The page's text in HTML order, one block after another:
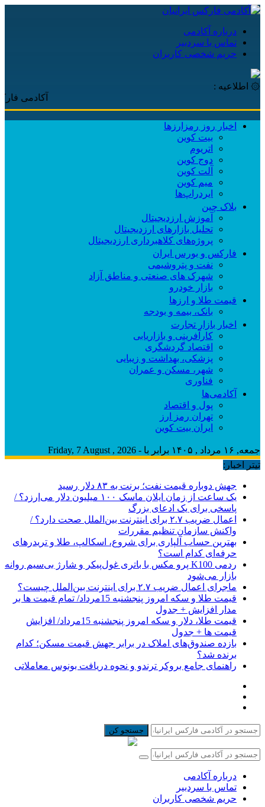
درباره آکادمی
تماس با سردبیر
حریم شخصی کاربران
۞ اطلاعیه :
آکادمی فارکس
اخبار روز رمزارزها
بیت کوین
اتریوم
دوج کوین
آلت کوین
میم کوین‌
ایردراپ‌ها
بلاک چین
آموزش ارزدیجیتال
تحلیل بازارهای ارزدیجیتال
پروژه‌های کلاهبرداری ارزدیجیتال
فارکس و بورس ایران
نفت و پتروشیمی
شهرک های صنعتی و مناطق آزاد
بازار خودرو
قیمت طلا و ارزها
بانک، بیمه و بودجه
اخبار بازار تجارت
کارآفرینی و بازاریابی
اقتصاد گردشگری
پزشکی، بهداشت و زیبایی
شهر، مسکن و عمران
فناوری
آکادمی‌ها
پول و اقتصاد
تهران رمز ارز
ایران بیت کوین
جمعه, ۱۶ مرداد , ۱۴۰۵ برابر با - Friday, 7 August , 2026
تیتر اخبار:
جهش دوباره قیمت نفت؛ برنت به ۸۳ دلار رسید
یک ساعت از زمان ایلان ماسک ۱۰۰ میلیون دلار می‌ارزد؟ /
پاسخی برای یک ادعای بزرگ
اعمال ضریب ۲.۷ برای اینترنت بین‌الملل صحت دارد؟ /
واکنش سازمان تنظیم مقررات
بهترین حساب آلپاری برای شروع، اسکالپ، طلا و تریدرهای
حرفه‌ای کدام است؟
ردمی K100 پرو مکس با باتری غول‌پیکر و شارژ بی‌سیم روانه
بازار می‌شود
ماجرای اعمال ضریب ۲.۷ برای اینترنت بین‌الملل چیست؟
قیمت طلا و سکه امروز پنجشنبه 15مرداد/ تمام قیمت ها بر
مدار افزایش + جدول
قیمت طلا، دلار و سکه امروز پنجشنبه 15مرداد/ افزایش
قیمت ها + جدول
بازده صندوق‌های املاک در برابر جهش قیمت مسکن؛ کدام
برنده شد؟
راهنمای جامع بروکر ترندو و نحوه دریافت بونوس معاملاتی
جستجو کن
درباره آکادمی
تماس با سردبیر
حریم شخصی کاربران